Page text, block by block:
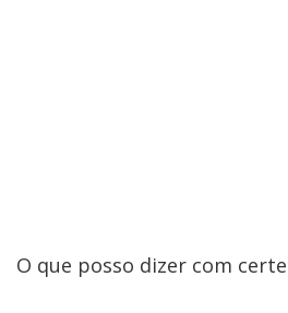
O que posso dizer com